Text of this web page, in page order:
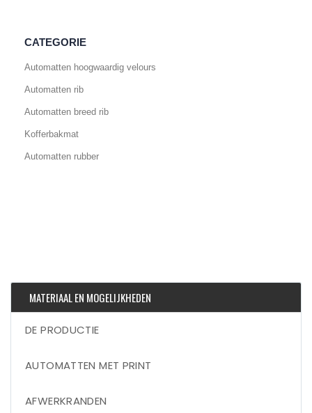
CATEGORIE
Automatten hoogwaardig velours
Automatten rib
Automatten breed rib
Kofferbakmat
Automatten rubber
MATERIAAL EN MOGELIJKHEDEN
DE PRODUCTIE
AUTOMATTEN MET PRINT
AFWERKRANDEN